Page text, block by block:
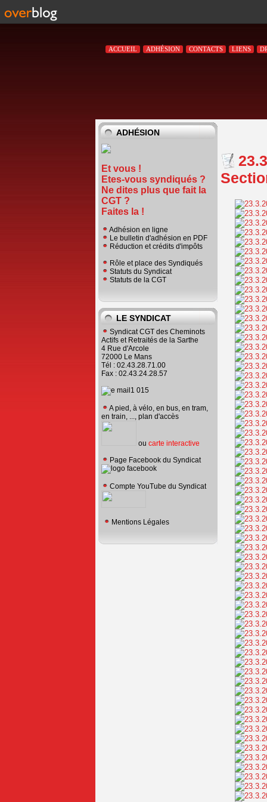
ACCUEIL ADHÉSION CONTACTS LIENS
ADHÉSION
Et vous !
Etes-vous syndiqués ?
Ne dites plus que fait la
CGT ?
Faites la !
Adhésion en ligne
Le bulletin d'adhésion en PDF
Réduction et crédits d'impôts
Rôle et place des Syndiqués
Statuts du Syndicat
Statuts de la CGT
LE SYNDICAT
Syndicat CGT des Cheminots
Actifs et Retraités de la Sarthe
4 Rue d'Arcole
72000 Le Mans
Tél : 02.43.28.71.00
Fax : 02.43.24.28.57
A pied, à vélo, en bus, en tram,
en train, ..., plan d'accès
ou carte interactive
Page Facebook du Syndicat
Compte YouTube du Syndicat
Mentions Légales